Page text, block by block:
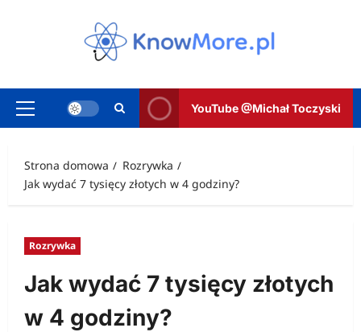
Menu
YouTube @Michał Toczyski
Strona domowa
Rozrywka
Jak wydać 7 tysięcy złotych w 4 godziny?
Rozrywka
Jak wydać 7 tysięcy złotych
w 4 godziny?